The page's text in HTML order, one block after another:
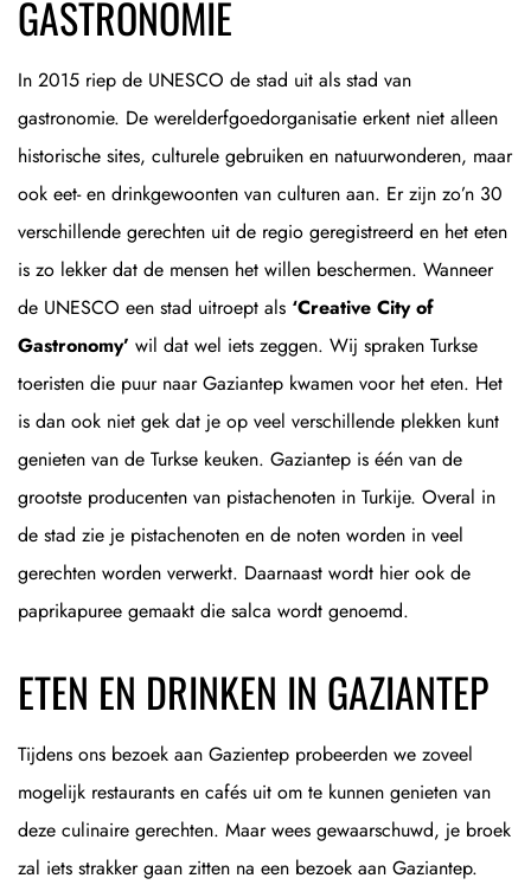
GASTRONOMIE
In 2015 riep de UNESCO de stad uit als stad van
gastronomie. De werelderfgoedorganisatie erkent niet alleen
historische sites, culturele gebruiken en natuurwonderen, maar
ook eet- en drinkgewoonten van culturen aan. Er zijn zo’n 30
verschillende gerechten uit de regio geregistreerd en het eten
is zo lekker dat de mensen het willen beschermen. Wanneer
de UNESCO een stad uitroept als ‘Creative City of
Gastronomy’ wil dat wel iets zeggen. Wij spraken Turkse
toeristen die puur naar Gaziantep kwamen voor het eten. Het
is dan ook niet gek dat je op veel verschillende plekken kunt
genieten van de Turkse keuken. Gaziantep is één van de
grootste producenten van pistachenoten in Turkije. Overal in
de stad zie je pistachenoten en de noten worden in veel
gerechten worden verwerkt. Daarnaast wordt hier ook de
paprikapuree gemaakt die salca wordt genoemd.
ETEN EN DRINKEN IN GAZIANTEP
Tijdens ons bezoek aan Gazientep probeerden we zoveel
mogelijk restaurants en cafés uit om te kunnen genieten van
deze culinaire gerechten. Maar wees gewaarschuwd, je broek
zal iets strakker gaan zitten na een bezoek aan Gaziantep.